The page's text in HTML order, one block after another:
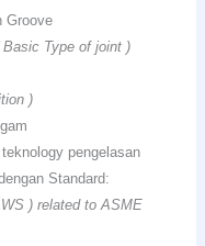
Groove
Basic Type of joint )
)
pengelasan
Standard:
) related to ASME